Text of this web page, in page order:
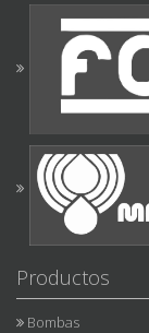
Productos
Bombas